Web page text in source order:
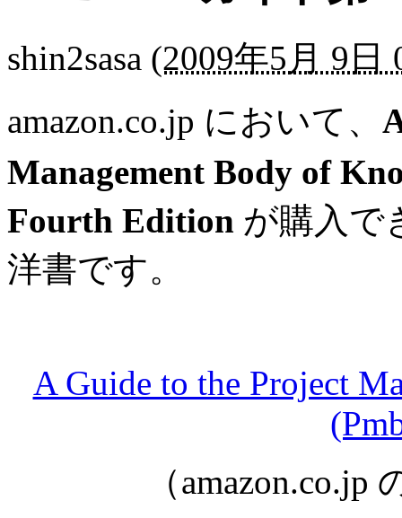
shin2sasa (2009年5月 9日
amazon.co.jp において、
Management Body of
Fourth Edition が購入で
洋書です。
A Guide to the Project
（